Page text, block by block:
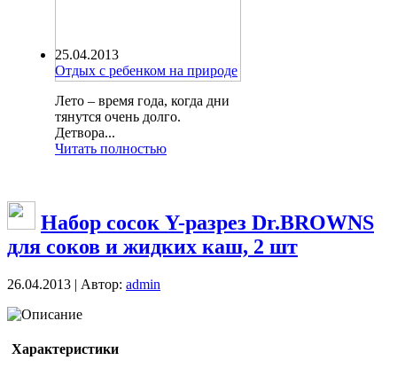
25.04.2013
Отдых с ребенком на природе
Лето – время года, когда дни
тянутся очень долго.
Детвора...
Читать полностью
Набор сосок Y-разрез Dr.BROWNS
для соков и жидких каш, 2 шт
26.04.2013 | Автор: admin
Описание
Характеристики